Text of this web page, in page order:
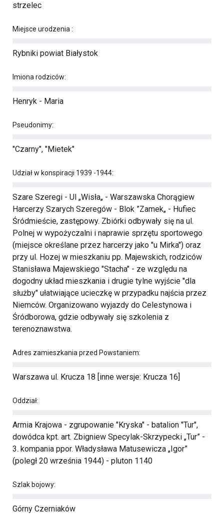
strzelec
Miejsce urodzenia :
Rybniki powiat Białystok
Imiona rodziców:
Henryk - Maria
Pseudonimy:
"Czarny", "Mietek"
Udział w konspiracji 1939 -1944:
Szare Szeregi - Ul „Wisła„ - Warszawska Chorągiew
Harcerzy Szarych Szeregów - Blok ”Zamek„ - Hufiec
Śródmieście, zastępowy. Zbiórki odbywały się na ul.
Polnej w wypożyczalni i naprawie sprzętu sportowego
(miejsce określane przez harcerzy jako "u Mirka") oraz
przy ul. Hozej w mieszkaniu pp. Majewskich, rodziców
Stanisława Majewskiego "Stacha" - ze względu na
dogodny układ mieszkania i drugie tylne wyjście "dla
służby" ułatwiające ucieczkę w przypadku najścia przez
Niemców. Organizowano wyjazdy do Celestynowa i
Śródborowa, gdzie odbywały się szkolenia z
terenoznawstwa.
Adres zamieszkania przed Powstaniem:
Warszawa ul. Krucza 18 [inne wersje: Krucza 16]
Oddział:
Armia Krajowa - zgrupowanie "Kryska" - batalion "Tur",
dowódca kpt. art. Zbigniew Specylak-Skrzypecki „Tur” -
3. kompania ppor. Władysława Matusewicza „Igor”
(poległ 20 września 1944) - pluton 1140
Szlak bojowy:
Górny Czerniaków